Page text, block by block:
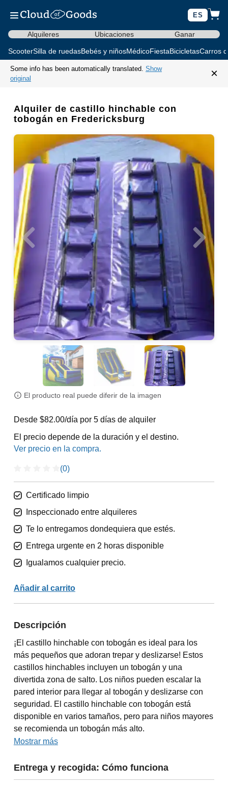
ES
Alquileres Ubicaciones Ganar
ScooterSilla de ruedasBebés y niñosMédicoFiestaBicicletasCarros
Some info has been automatically translated. Show
original
×
Alquiler de castillo hinchable con
tobogán en Fredericksburg
El producto real puede diferir de la imagen
Desde $82.00/día por 5 días de alquiler
El precio depende de la duración y el destino.
(0)
Certificado limpio
Inspeccionado entre alquileres
Te lo entregamos dondequiera que estés.
Entrega urgente en 2 horas disponible
Igualamos cualquier precio.
Añadir al carrito
Descripción
¡El castillo hinchable con tobogán es ideal para los
más pequeños que adoran trepar y deslizarse! Estos
castillos hinchables incluyen un tobogán y una
divertida zona de salto. Los niños pueden escalar la
pared interior para llegar al tobogán y deslizarse con
seguridad. El castillo hinchable con tobogán está
disponible en varios tamaños, pero para niños mayores
se recomienda un tobogán más alto.
Mostrar más
Entrega y recogida: Cómo funciona